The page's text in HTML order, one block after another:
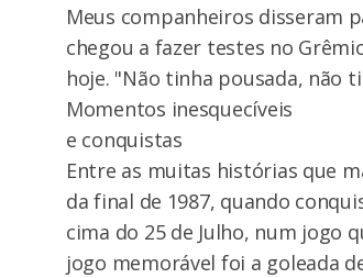
Meus companheiros disseram
chegou a fazer testes no
hoje. "Não tinha pousada, não
Momentos inesquecíveis
e conquistas
Entre as muitas histórias que
da final de 1987, quando
cima do 25 de Julho, num jogo
jogo memorável foi a goleada